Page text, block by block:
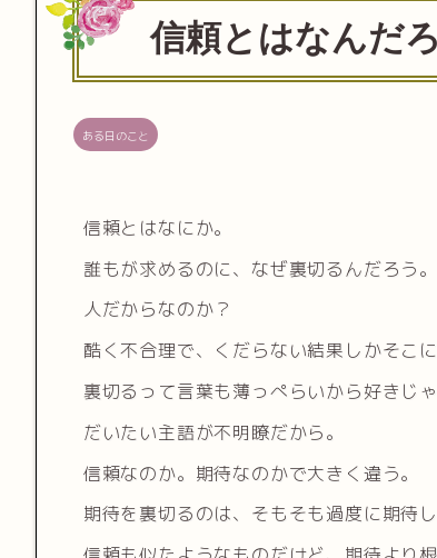
信頼とはなんだ
ある日のこと
信頼とはなにか。
誰もが求めるのに、なぜ裏切るんだろう。
人だからなのか？
酷く不合理で、くだらない結果しかそこ
裏切るって言葉も薄っぺらいから好きじゃ
だいたい主語が不明瞭だから。
信頼なのか。期待なのかで大きく違う。
期待を裏切るのは、そもそも過度に期待